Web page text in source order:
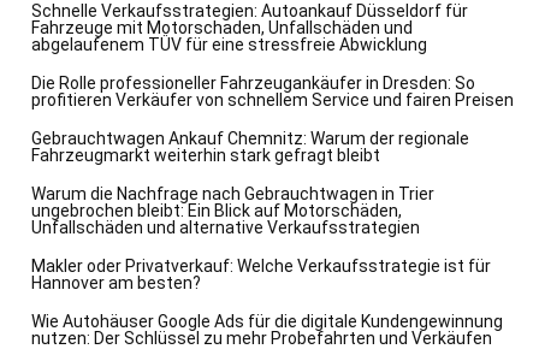
Schnelle Verkaufsstrategien: Autoankauf Düsseldorf für
Fahrzeuge mit Motorschaden, Unfallschäden und
abgelaufenem TÜV für eine stressfreie Abwicklung
Die Rolle professioneller Fahrzeugankäufer in Dresden: So
profitieren Verkäufer von schnellem Service und fairen Preisen
Gebrauchtwagen Ankauf Chemnitz: Warum der regionale
Fahrzeugmarkt weiterhin stark gefragt bleibt
Warum die Nachfrage nach Gebrauchtwagen in Trier
ungebrochen bleibt: Ein Blick auf Motorschäden,
Unfallschäden und alternative Verkaufsstrategien
Makler oder Privatverkauf: Welche Verkaufsstrategie ist für
Hannover am besten?
Wie Autohäuser Google Ads für die digitale Kundengewinnung
nutzen: Der Schlüssel zu mehr Probefahrten und Verkäufen